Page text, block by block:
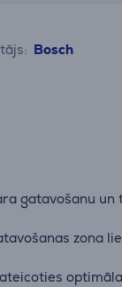
Bosch
gatavošanu un
zona